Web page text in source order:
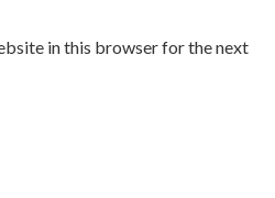
in this browser for the next